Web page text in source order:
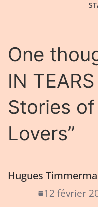
One
IN
Stories
Lovers”
Hugues
12 février